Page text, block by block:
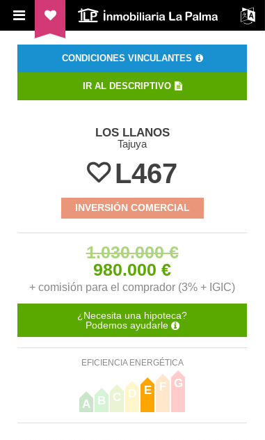
ILP Inmobiliaria La Palma
CONDICIONES VINCULANTES
IR AL DESCRIPTIVO
LOS LLANOS
Tajuya
L467
INVERSIÓN COMERCIAL
1.030.000 €
980.000 €
+ comisión para el comprador (3% + IGIC)
¿Necesita una hipoteca?
Podemos ayudarle
EFICIENCIA ENERGÉTICA
A B C D E F G